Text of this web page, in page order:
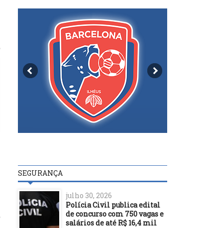
28/07/16
Troca de comando na 68ª
Companhia Independente
SEGURANÇA
Bebê morre após
SEGURANÇA
julho 30, 2026
Polícia Civil publica edital
de concurso com 750 vagas e
salários de até R$ 16,4 mil